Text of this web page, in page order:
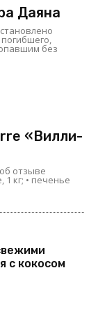
Даяна
без
«Вилли-
кг; • печенье
с кокосом